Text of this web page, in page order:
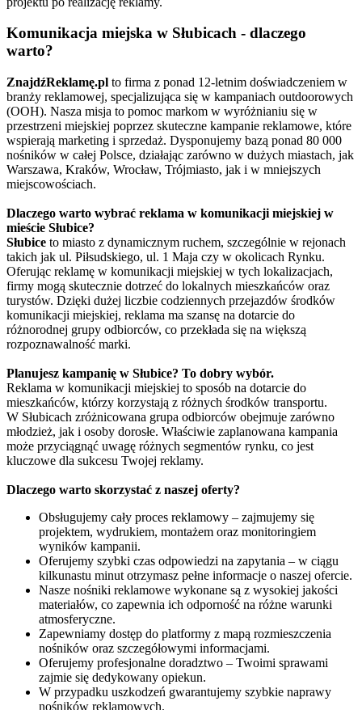
Komunikacja miejska w Słubicach - dlaczego
warto?
ZnajdźReklamę.pl to firma z ponad 12-letnim doświadczeniem w
branży reklamowej, specjalizująca się w kampaniach outdoorowych
(OOH). Nasza misja to pomoc markom w wyróżnianiu się w
przestrzeni miejskiej poprzez skuteczne kampanie reklamowe, które
wspierają marketing i sprzedaż. Dysponujemy bazą ponad 80 000
nośników w całej Polsce, działając zarówno w dużych miastach, jak
Warszawa, Kraków, Wrocław, Trójmiasto, jak i w mniejszych
miejscowościach.
Dlaczego warto wybrać reklama w komunikacji miejskiej w
mieście Słubice?
Słubice to miasto z dynamicznym ruchem, szczególnie w rejonach
takich jak ul. Piłsudskiego, ul. 1 Maja czy w okolicach Rynku.
Oferując reklamę w komunikacji miejskiej w tych lokalizacjach,
firmy mogą skutecznie dotrzeć do lokalnych mieszkańców oraz
turystów. Dzięki dużej liczbie codziennych przejazdów środków
komunikacji miejskiej, reklama ma szansę na dotarcie do
różnorodnej grupy odbiorców, co przekłada się na większą
rozpoznawalność marki.
Planujesz kampanię w Słubice? To dobry wybór.
Reklama w komunikacji miejskiej to sposób na dotarcie do
mieszkańców, którzy korzystają z różnych środków transportu.
W Słubicach zróżnicowana grupa odbiorców obejmuje zarówno
młodzież, jak i osoby dorosłe. Właściwie zaplanowana kampania
może przyciągnąć uwagę różnych segmentów rynku, co jest
kluczowe dla sukcesu Twojej reklamy.
Dlaczego warto skorzystać z naszej oferty?
Obsługujemy cały proces reklamowy – zajmujemy się
projektem, wydrukiem, montażem oraz monitoringiem
wyników kampanii.
Oferujemy szybki czas odpowiedzi na zapytania – w ciągu
kilkunastu minut otrzymasz pełne informacje o naszej ofercie.
Nasze nośniki reklamowe wykonane są z wysokiej jakości
materiałów, co zapewnia ich odporność na różne warunki
atmosferyczne.
Zapewniamy dostęp do platformy z mapą rozmieszczenia
nośników oraz szczegółowymi informacjami.
Oferujemy profesjonalne doradztwo – Twoimi sprawami
zajmie się dedykowany opiekun.
W przypadku uszkodzeń gwarantujemy szybkie naprawy
nośników reklamowych.